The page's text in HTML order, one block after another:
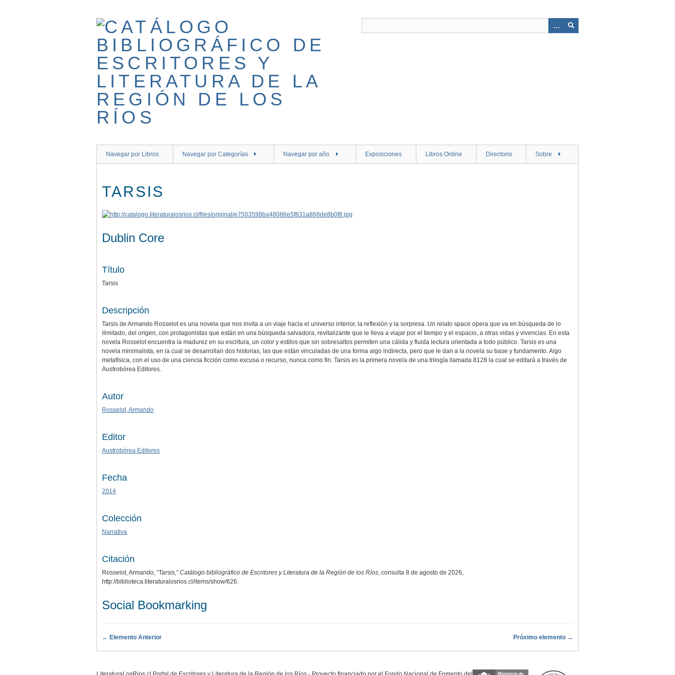
Navegar por Libros Navegar por Categorías Navegar por año Exposiciones Libros Online Directorio Sobre
TARSIS
Dublin Core
Título
Tarsis
Descripción
Tarsis de Armando Rosselot es una novela que nos invita a un viaje hacia el universo interior, la reflexión y la sorpresa. Un relato space opera que va en búsqueda de lo
ilimitado, del origen, con protagonistas que están en una búsqueda salvadora, revitalizante que le lleva a viajar por el tiempo y el espacio, a otras vidas y vivencias. En esta
novela Rosselot encuentra la madurez en su escritura, un color y estilos que sin sobresaltos permiten una cálida y fluida lectura orientada a todo público. Tarsis es una
novela minimalista, en la cual se desarrollan dos historias, las que están vinculadas de una forma algo indirecta, pero que le dan a la novela su base y fundamento. Algo
metafísica, con el uso de una ciencia ficción como excusa o recurso, nunca como fin. Tarsis es la primera novela de una trilogía llamada 8128 la cual se editará a través de
Austrobórea Editores.
Autor
Rosselot, Armando
Editor
Austrobórea Editores
Fecha
2014
Colección
Narrativa
Citación
Rosselot, Armando, “Tarsis,” Catálogo bibliográfico de Escritores y Literatura de la Región de los Ríos, consulta 8 de agosto de 2026,
http://biblioteca.literaturalosrios.cl/items/show/626.
Social Bookmarking
← Elemento Anterior Próximo elemento →